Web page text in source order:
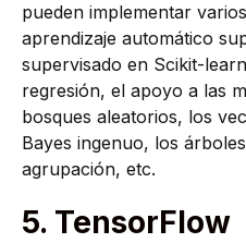
pueden implementar
aprendizaje automático
supervisado en Scikit-
regresión, el apoyo a las
bosques aleatorios, los
Bayes ingenuo, los
agrupación, etc.
5. TensorFlow